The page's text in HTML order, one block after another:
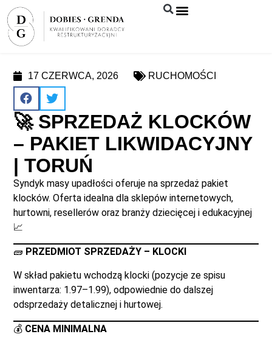
17 CZERWCA, 2026 RUCHOMOŚCI
🚀 SPRZEDAŻ KLOCKÓW
– PAKIET LIKWIDACYJNY
| TORUŃ
Syndyk masy upadłości oferuje na sprzedaż pakiet
klocków. Oferta idealna dla sklepów internetowych,
hurtowni, resellerów oraz branży dziecięcej i edukacyjnej
📈
🧱 PRZEDMIOT SPRZEDAŻY – KLOCKI
W skład pakietu wchodzą klocki (pozycje ze spisu
inwentarza: 1.97–1.99), odpowiednie do dalszej
odsprzedaży detalicznej i hurtowej.
💰 CENA MINIMALNA